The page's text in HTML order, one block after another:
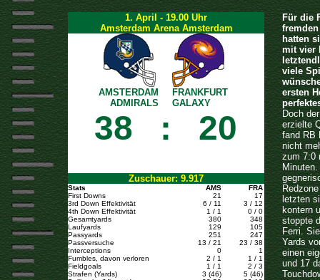
1. April - 19.00 Uhr
Amsterdam Arena Amsterdam
AMSTERDAM
ADMIRALS
FRANKFURT
GALAXY
38 : 20
Zuschauer: 9.917
Stats AMS
FRA
First Downs
21
17
3rd Down Effektivität
6 / 11
3 / 12
4th Down Effektivität
1 / 1
0 / 0
Gesamtyards
380
348
Laufyards
129
105
Passyards
251
247
Passversuche
13 / 21
23 / 38
Interceptions
0
1
Fumbles, davon verloren
2 / 1
1 / 1
Fieldgoals
1 / 1
2 / 3
Strafen (Yards)
3 (46)
5 (46)
Für die
hatten
mit vier
viele
ersten
Doch
erzielte
fand RB
nicht
zum 7:0
letzten
kontern
stoppte
Ferri.
Yards
einen
und 17